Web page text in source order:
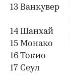
13 Ванкувер
14 Шанхай
15 Монако
16Токио
17 Сеул